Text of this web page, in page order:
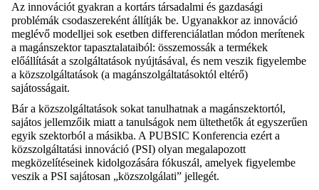
Az innovációt gyakran a kortárs társadalmi és gazdasági
problémák csodaszereként állítják be. Ugyanakkor az innováció
meglévő modelljei sok esetben differenciálatlan módon merítenek
a magánszektor tapasztalataiból: összemossák a termékek
előállítását a szolgáltatások nyújtásával, és nem veszik figyelembe
a közszolgáltatások (a magánszolgáltatásoktól eltérő)
sajátosságait.
Bár a közszolgáltatások sokat tanulhatnak a magánszektortól,
sajátos jellemzőik miatt a tanulságok nem ültethetők át egyszerűen
egyik szektorból a másikba. A PUBSIC Konferencia ezért a
közszolgáltatási innováció (PSI) olyan megalapozott
megközelítéseinek kidolgozására fókuszál, amelyek figyelembe
veszik a PSI sajátosan „közszolgálati” jellegét.